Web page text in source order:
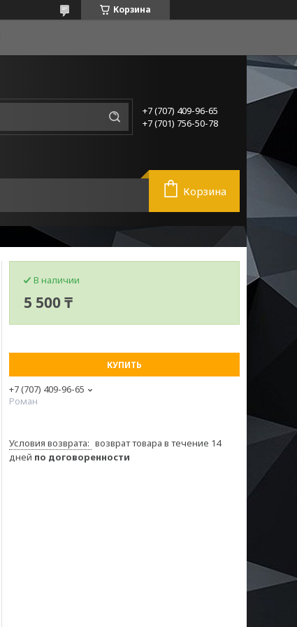
Корзина
+7 (707) 409-96-65
+7 (701) 756-50-78
Корзина
В наличии
5 500 ₸
КУПИТЬ
+7 (707) 409-96-65
Роман
возврат товара в течение 14
дней по договоренности